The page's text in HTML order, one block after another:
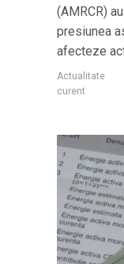
(AMRCR)
presiunea
afecteze
Actualitate
curent